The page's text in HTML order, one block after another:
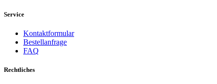
Service
Kontaktformular
Bestellanfrage
FAQ
Rechtliches